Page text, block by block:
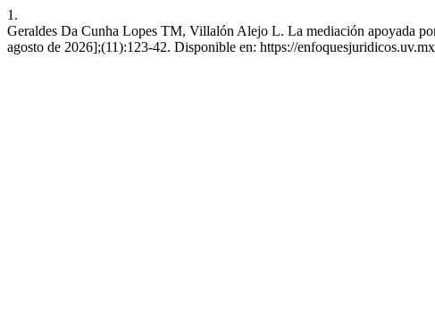
1.
Geraldes Da Cunha Lopes TM, Villalón Alejo L. La mediación apoyada
agosto de 2026];(11):123-42. Disponible en: https://